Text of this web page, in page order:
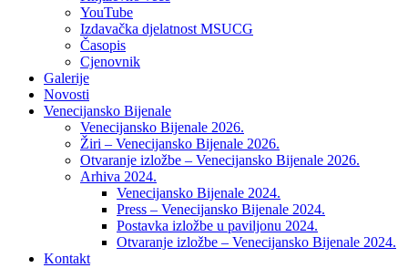
YouTube
Izdavačka djelatnost MSUCG
Časopis
Cjenovnik
Galerije
Novosti
Venecijansko Bijenale
Venecijansko Bijenale 2026.
Žiri – Venecijansko Bijenale 2026.
Otvaranje izložbe – Venecijansko Bijenale 2026.
Arhiva 2024.
Venecijansko Bijenale 2024.
Press – Venecijansko Bijenale 2024.
Postavka izložbe u paviljonu 2024.
Otvaranje izložbe – Venecijansko Bijenale 2024.
Kontakt